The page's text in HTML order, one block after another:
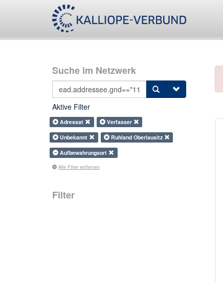
Suche im Netzwerk
Aktive Filter
Adressat
Verfasser
Unbekannt
Ruhland Oberlausitz
Aufbewahrungsort
Alle Filter entfernen
Filter